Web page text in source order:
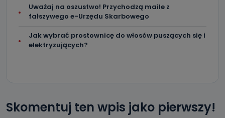
Uważaj na oszustwo! Przychodzą maile z
fałszywego e-Urzędu Skarbowego
Jak wybrać prostownicę do włosów puszących się i
elektryzujących?
Skomentuj ten wpis jako pierwszy!